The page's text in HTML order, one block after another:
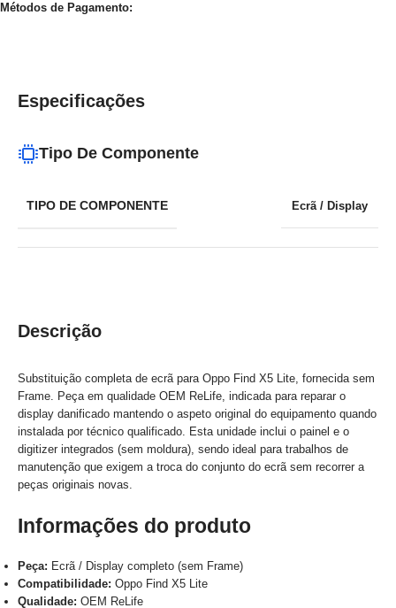
Métodos de Pagamento:
Descrição
Substituição completa de ecrã para Oppo Find X5 Lite, fornecida sem
Frame. Peça em qualidade OEM ReLife, indicada para reparar o
display danificado mantendo o aspeto original do equipamento quando
instalada por técnico qualificado. Esta unidade inclui o painel e o
digitizer integrados (sem moldura), sendo ideal para trabalhos de
manutenção que exigem a troca do conjunto do ecrã sem recorrer a
peças originais novas.
Informações do produto
Peça: Ecrã / Display completo (sem Frame)
Compatibilidade: Oppo Find X5 Lite
Qualidade: OEM ReLife
Especificações
Tipo De Componente
TIPO DE COMPONENTE Ecrã / Display